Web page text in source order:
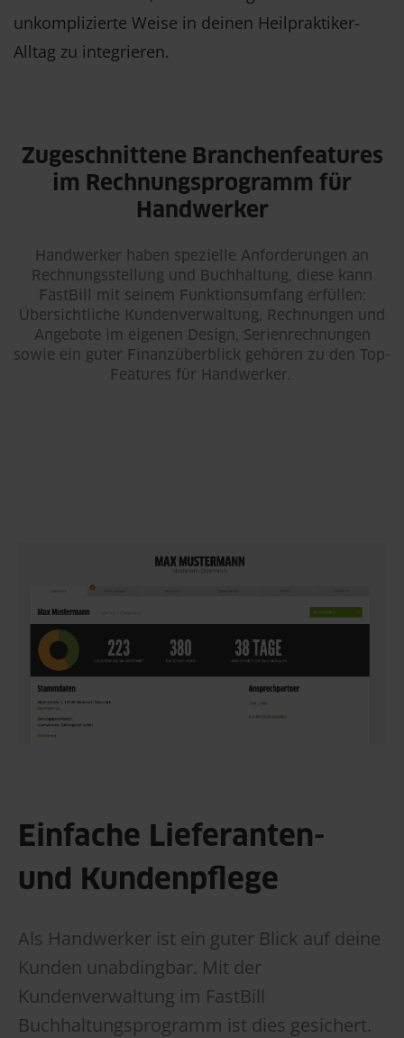
unkomplizierte Weise in deinen Heilpraktiker-
Alltag zu integrieren.
Zugeschnittene Branchenfeatures
im Rechnungsprogramm für
Handwerker
Handwerker haben spezielle Anforderungen an
Rechnungsstellung und Buchhaltung, diese kann
FastBill mit seinem Funktionsumfang erfüllen:
Übersichtliche Kundenverwaltung, Rechnungen und
Angebote im eigenen Design, Serienrechnungen
sowie ein guter Finanzüberblick gehören zu den Top-
Features für Handwerker.
Einfache Lieferanten-
und Kundenpflege
Als Handwerker ist ein guter Blick auf deine
Kunden unabdingbar. Mit der
Kundenverwaltung im FastBill
Buchhaltungsprogramm ist dies gesichert.